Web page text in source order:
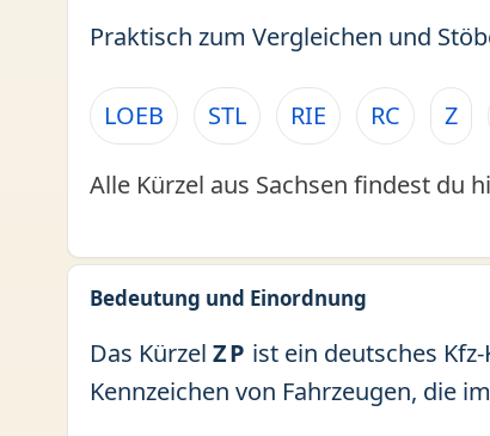
Praktisch zum Vergleichen und
LOEB STL RIE RC Z
Alle Kürzel aus Sachsen findest du
Bedeutung und Einordnung
Das Kürzel ZP ist ein deutsches
Kennzeichen von Fahrzeugen, die